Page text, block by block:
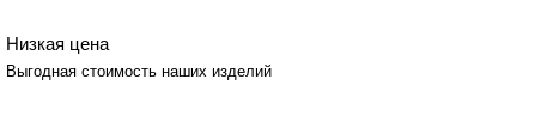
Низкая цена
Выгодная стоимость наших изделий